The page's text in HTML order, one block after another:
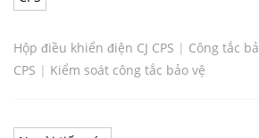
Hộp điều khiển điện CJ CPS | Công tắc
CPS | Kiểm soát công tắc bảo vệ